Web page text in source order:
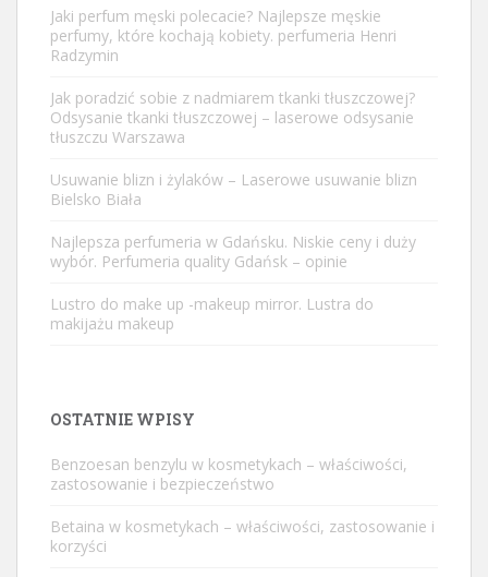
Jaki perfum męski polecacie? Najlepsze męskie
perfumy, które kochają kobiety. perfumeria Henri
Radzymin
Jak poradzić sobie z nadmiarem tkanki tłuszczowej?
Odsysanie tkanki tłuszczowej – laserowe odsysanie
tłuszczu Warszawa
Usuwanie blizn i żylaków – Laserowe usuwanie blizn
Bielsko Biała
Najlepsza perfumeria w Gdańsku. Niskie ceny i duży
wybór. Perfumeria quality Gdańsk – opinie
Lustro do make up -makeup mirror. Lustra do
makijażu makeup
OSTATNIE WPISY
Benzoesan benzylu w kosmetykach – właściwości,
zastosowanie i bezpieczeństwo
Betaina w kosmetykach – właściwości, zastosowanie i
korzyści